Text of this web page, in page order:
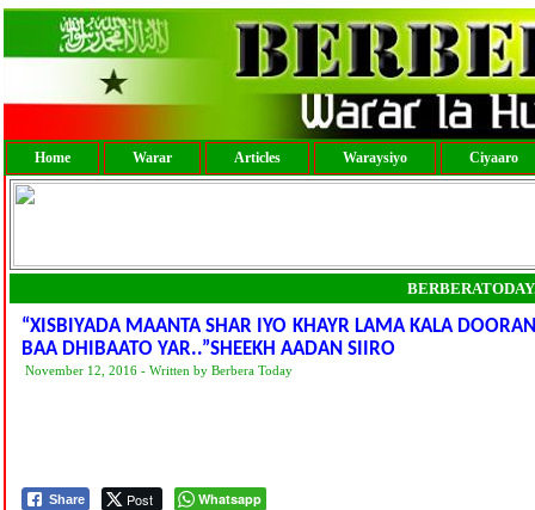
Home Warar Articles Waraysiyo Ciyaaro
“XISBIYADA MAANTA SHAR IYO KHAYR LAMA KALA
BAA DHIBAATO YAR..”SHEEKH AADAN SIIRO
November 12, 2016 - Written by Berbera Today
Share Post Whatsapp